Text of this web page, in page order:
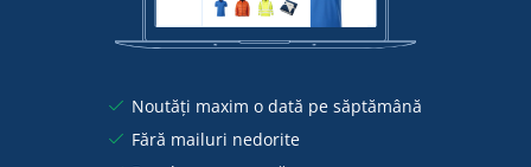
Noutăți maxim o dată pe săptămână
Fără mailuri nedorite